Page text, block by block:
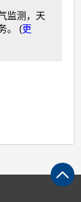
监测，天
。 (更